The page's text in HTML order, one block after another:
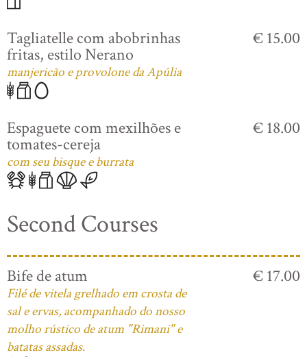
Tagliatelle com abobrinhas
fritas, estilo Nerano
manjericão e provolone da Apúlia
€ 15.00
Espaguete com mexilhões e
tomates-cereja
com seu bisque e burrata
€ 18.00
Second Courses
Bife de atum
Filé de vitela grelhado em crosta de
sal e ervas, acompanhado do nosso
molho rústico de atum "Rimani" e
batatas assadas.
€ 17.00